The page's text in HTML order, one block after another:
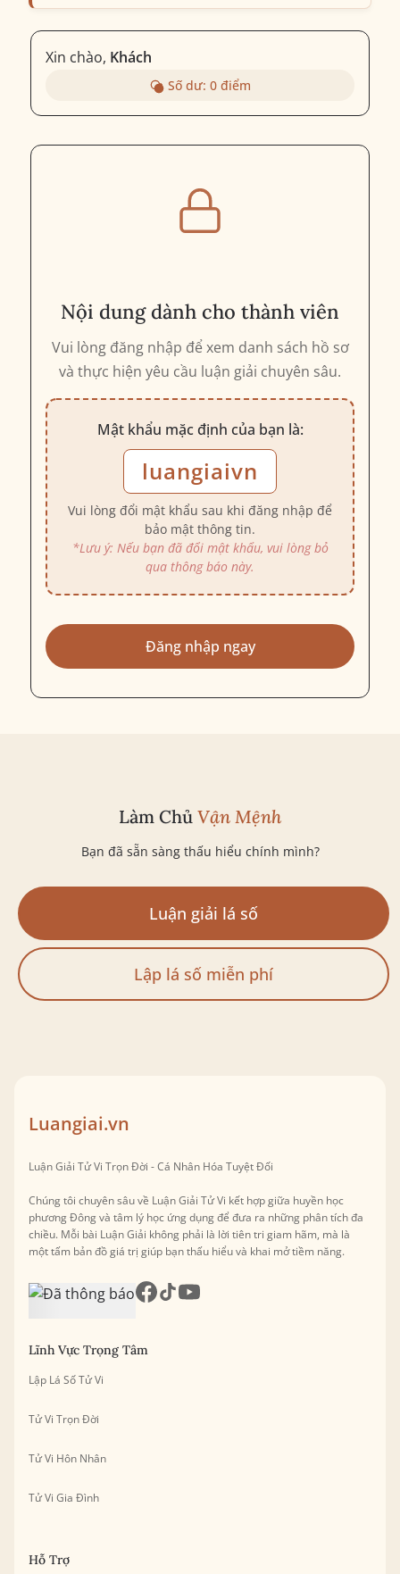
Xin chào, Khách
Số dư: 0điểm
Nội dung dành cho thành viên
Vui lòng đăng nhập để xem danh sách hồ sơ
và thực hiện yêu cầu luận giải chuyên sâu.
Mật khẩu mặc định của bạn là:
luangiaivn
Vui lòng đổi mật khẩu sau khi đăng nhập để
bảo mật thông tin.
*Lưu ý: Nếu bạn đã đổi mật khẩu, vui lòng bỏ
qua thông báo này.
Đăng nhập ngay
Làm Chủ Vận Mệnh
Bạn đã sẵn sàng thấu hiểu chính mình?
Luận giải lá số
Lập lá số miễn phí
Luangiai.vn
Luận Giải Tử Vi Trọn Đời - Cá Nhân Hóa Tuyệt Đối
Chúng tôi chuyên sâu về Luận Giải Tử Vi kết hợp giữa huyền học
phương Đông và tâm lý học ứng dụng để đưa ra những phân tích đa
chiều. Mỗi bài Luận Giải không phải là lời tiên tri giam hãm, mà là
một tấm bản đồ giá trị giúp bạn thấu hiểu và khai mở tiềm năng.
Lĩnh Vực Trọng Tâm
Lập Lá Số Tử Vi
Tử Vi Trọn Đời
Tử Vi Hôn Nhân
Tử Vi Gia Đình
Hỗ Trợ